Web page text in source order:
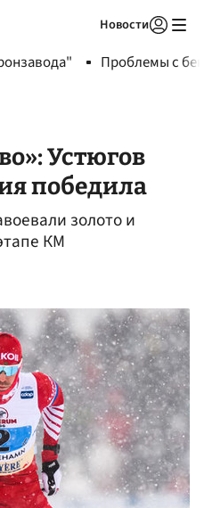
Новости
Проблемы с
Устюгов
победила
золото и
КМ